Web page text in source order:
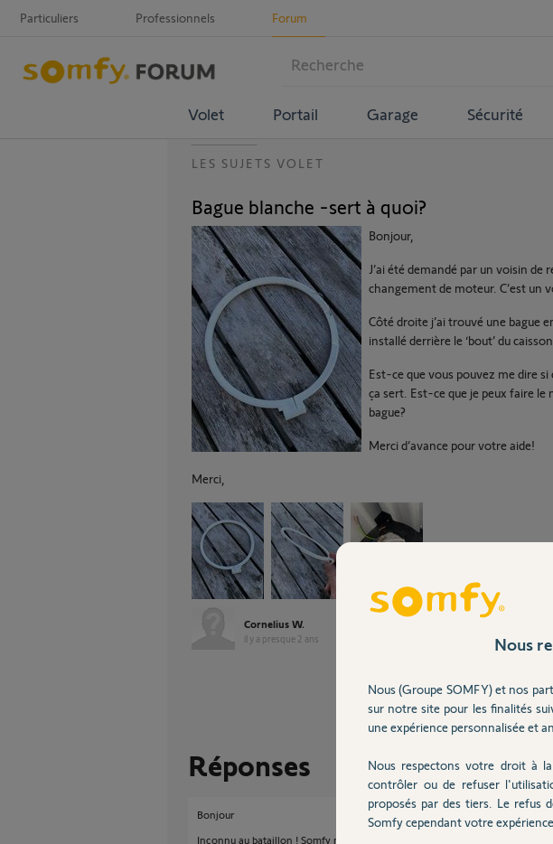
Particuliers Professionnels Forum
Volet Portail Garage Sécurité
LES SUJETS VOLET
Bague blanche -sert à quoi?
Bonjour,
J’ai été demandé par un voisin
changement de moteur. C’est un
Côté droite j’ai trouvé une bague
installé derrière le ‘bout’ du
Est-ce que vous pouvez me dire
ça sert. Est-ce que je peux faire
bague?
Merci d’avance pour votre aide!
Merci,
Cornelius W.
il y a presque 2 ans
Participer
Réponses
Bonjour
Inconnu au bataillon ! Somfy ne fabrique que le moteur et pas ce qui est
Nous
Nous (Groupe SOMFY) et nos
sur notre site pour les finalités
une expérience personnalisée et
Nous respectons votre droit à
contrôler ou de refuser
proposés par des tiers. Le refus
Somfy cependant votre